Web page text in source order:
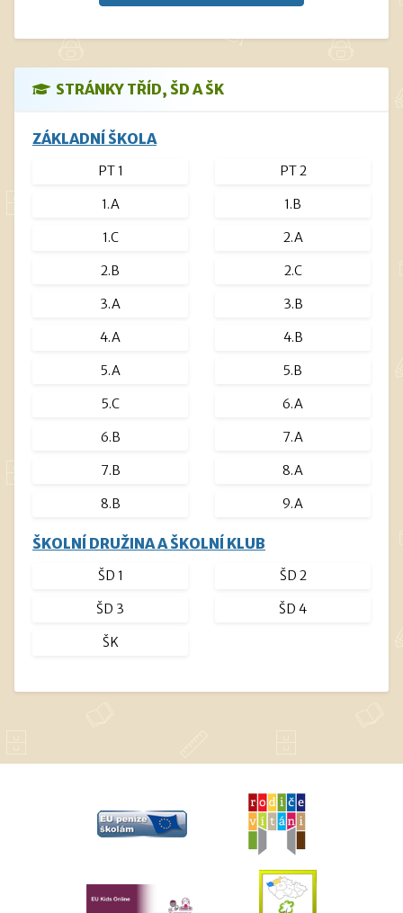
je vložen v sekci - Pro rodiče - podsekce - Informace vedení
STRÁNKY TŘÍD, ŠD A ŠK
ZÁKLADNÍ ŠKOLA
PT 1 PT 2
1.A 1.B
1.C 2.A
2.B 2.C
3.A 3.B
4.A 4.B
5.A 5.B
5.C 6.A
6.B 7.A
7.B 8.A
8.B 9.A
ŠKOLNÍ DRUŽINA A ŠKOLNÍ KLUB
ŠD 1 ŠD 2
ŠD 3 ŠD 4
ŠK